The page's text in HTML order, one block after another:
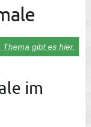
gibt es hier.
im